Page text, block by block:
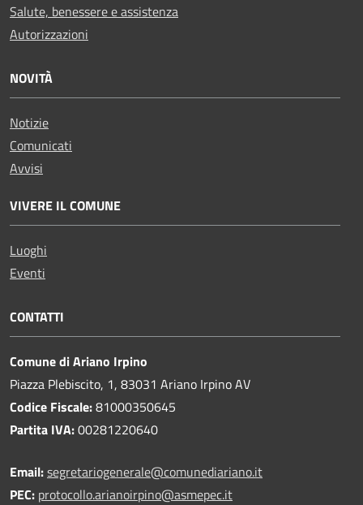
Salute, benessere e assistenza
Autorizzazioni
NOVITÀ
Notizie
Comunicati
Avvisi
VIVERE IL COMUNE
Luoghi
Eventi
CONTATTI
Comune di Ariano Irpino
Piazza Plebiscito, 1, 83031 Ariano Irpino AV
Codice Fiscale:81000350645
Partita IVA:00281220640
Email:segretariogenerale@comunediariano.it
PEC: protocollo.arianoirpino@asmepec.it